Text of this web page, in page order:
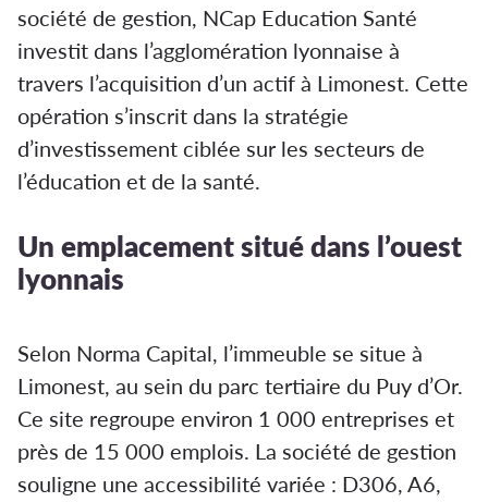
société de gestion, NCap Education Santé
investit dans l’agglomération lyonnaise à
travers l’acquisition d’un actif à Limonest. Cette
opération s’inscrit dans la stratégie
d’investissement ciblée sur les secteurs de
l’éducation et de la santé.
Un emplacement situé dans l’ouest
lyonnais
Selon Norma Capital, l’immeuble se situe à
Limonest, au sein du parc tertiaire du Puy d’Or.
Ce site regroupe environ 1 000 entreprises et
près de 15 000 emplois. La société de gestion
souligne une accessibilité variée : D306, A6,